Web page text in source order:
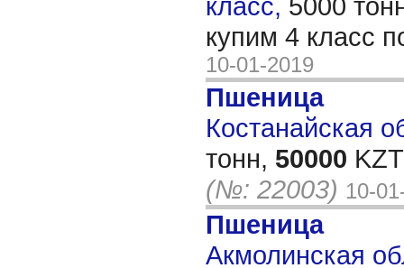
купим 4 класс
10-01-2019
Пшеница
Костанайская
тонн, 50000
(№: 22003) 10-
Пшеница
Акмолинская